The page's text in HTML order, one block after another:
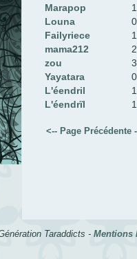
Marapop
Louna
Failyriece
mama212
zou
Yayatara
L'éendril
L'éendrïl
<-- Page Précédente -
Taraddicts - Mentions